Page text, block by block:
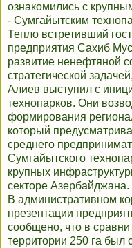
ознакомились с
- Сумгайытским
Тепло встретивший
предприятия Сахиб
развитие ненефтяной
стратегической
Алиев выступил с
технопарков. Они
формирования
который
среднего
Сумгайытского
крупных
секторе Азербайджана.
В административном
презентации
сообщено, что в
территории 250 га